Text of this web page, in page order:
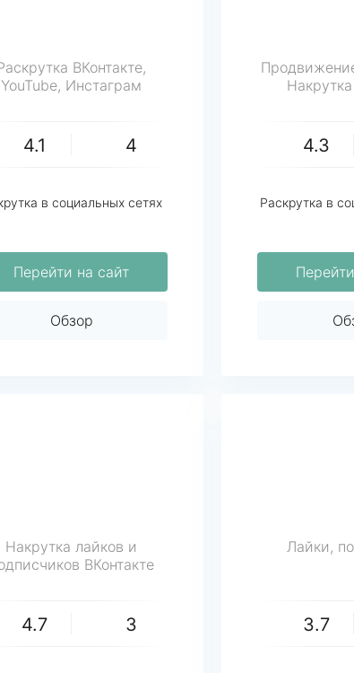
ВКонтакте,
YouTube, Инстаграм
4.1 4
в социальных сетях
Перейти на сайт
Обзор
4.3
Раскрутка в
Накрутка лайков и
ВКонтакте
4.7 3
Лайки,
3.7